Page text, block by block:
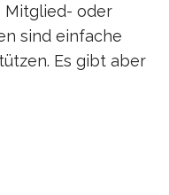
Mitglied- oder
sind einfache
Es gibt aber